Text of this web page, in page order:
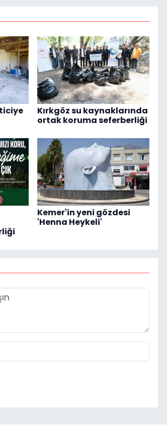
Kırkgöz su kaynaklarında
ortak koruma seferberliği
Kemer'in yeni gözdesi
'Henna Heykeli'